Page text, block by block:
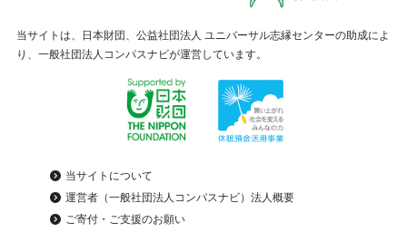
当サイトは、日本財団、公益社団法人 ユニバーサル志縁センターの助成によ
り、一般社団法人コンパスナビが運営しています。
当サイトについて
運営者（一般社団法人コンパスナビ）法人概要
ご寄付・ご支援のお願い